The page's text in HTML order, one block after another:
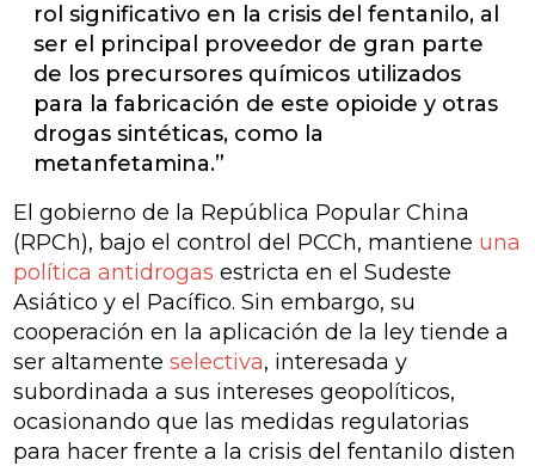
rol significativo en la crisis del fentanilo, al
ser el principal proveedor de gran parte
de los precursores químicos utilizados
para la fabricación de este opioide y otras
drogas sintéticas, como la
metanfetamina.”
El gobierno de la República Popular China
(RPCh), bajo el control del PCCh, mantiene una
política antidrogas estricta en el Sudeste
Asiático y el Pacífico. Sin embargo, su
cooperación en la aplicación de la ley tiende a
ser altamenteselectiva, interesada y
subordinada a sus intereses geopolíticos,
ocasionando que las medidas regulatorias
para hacer frente a la crisis del fentanilo disten